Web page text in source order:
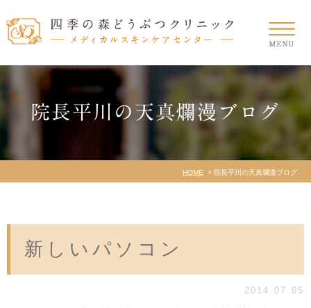
院長平川の天真爛漫ブログ
HOME 院長平川の天真爛漫ブログ
新しいパソコン
2014.07.05